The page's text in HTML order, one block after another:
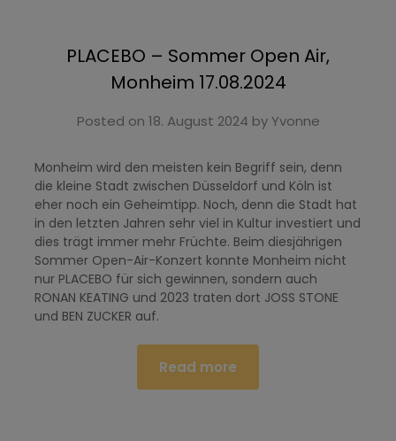
PLACEBO – Sommer Open Air,
Monheim 17.08.2024
Posted on 18. August 2024 byYvonne
Monheim wird den meisten kein Begriff sein, denn
die kleine Stadt zwischen Düsseldorf und Köln ist
eher noch ein Geheimtipp. Noch, denn die Stadt hat
in den letzten Jahren sehr viel in Kultur investiert und
dies trägt immer mehr Früchte. Beim diesjährigen
Sommer Open-Air-Konzert konnte Monheim nicht
nur PLACEBO für sich gewinnen, sondern auch
RONAN KEATING und 2023 traten dort JOSS STONE
und BEN ZUCKER auf.
Read more